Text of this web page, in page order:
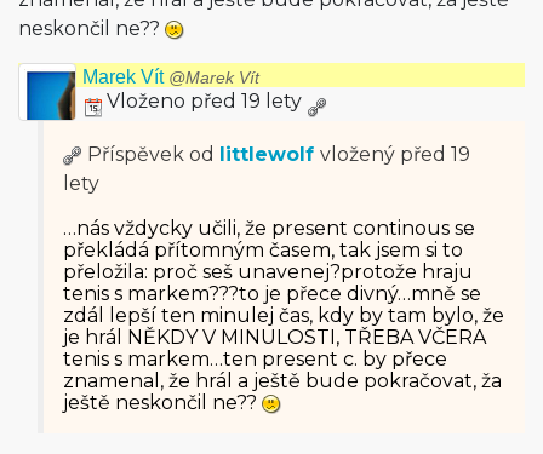
neskončil ne??
Marek Vít @Marek Vít
Vloženo před 19 lety
Příspěvek od littlewolf vložený před 19
lety
…nás vždycky učili, že present continous se
překládá přítomným časem, tak jsem si to
přeložila: proč seš unavenej?protože hraju
tenis s markem???to je přece divný…mně se
zdál lepší ten minulej čas, kdy by tam bylo, že
je hrál NĚKDY V MINULOSTI, TŘEBA VČERA
tenis s markem…ten present c. by přece
znamenal, že hrál a ještě bude pokračovat, ža
ještě neskončil ne??